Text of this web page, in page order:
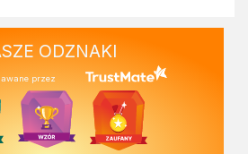
ODZNAKI
przez